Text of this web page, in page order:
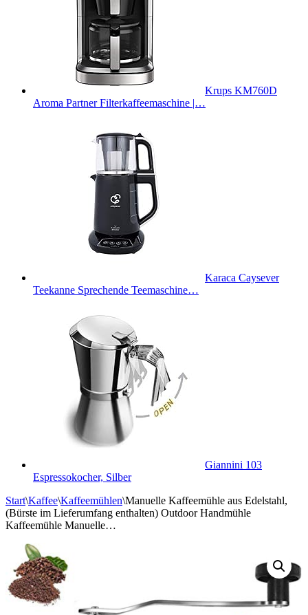
Krups KM760D
Aroma Partner Filterkaffeemaschine |…
Karaca Caysever
Teekanne Sprechende Teemaschine…
Giannini 103
Espressokocher, Silber
Start\Kaffee\Kaffeemühlen\Manuelle Kaffeemühle aus Edelstahl,
(Bürste im Lieferumfang enthalten) Outdoor Handmühle
Kaffeemühle Manuelle…